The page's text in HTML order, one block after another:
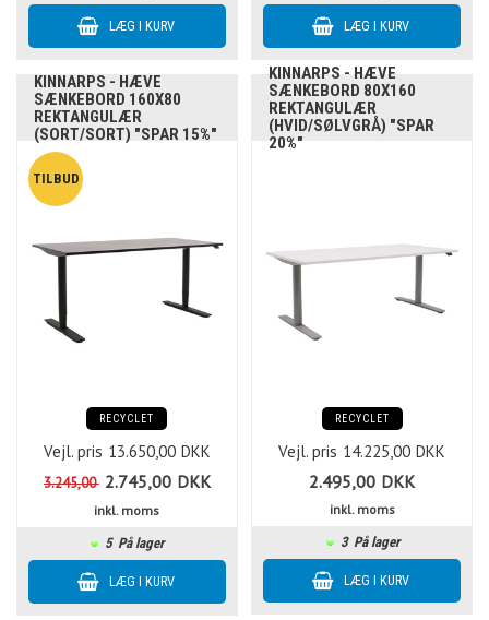
KINNARPS - HÆVE
SÆNKEBORD 160X80
REKTANGULÆR
(SORT/SORT) "SPAR 15%"
RECYCLET
Vejl. pris 13.650,00 DKK
3.245,00 2.745,00 DKK
inkl. moms
5 På lager
KINNARPS - HÆVE
SÆNKEBORD 80X160
REKTANGULÆR
(HVID/SØLVGRÅ) "SPAR
20%"
RECYCLET
Vejl. pris 14.225,00 DKK
2.495,00 DKK
inkl. moms
3 På lager